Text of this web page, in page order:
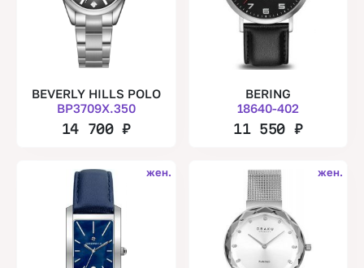
BEVERLY HILLS POLO
BP3709X.350
14 700₽
BERING
18640-402
11 550 ₽
жен. жен.